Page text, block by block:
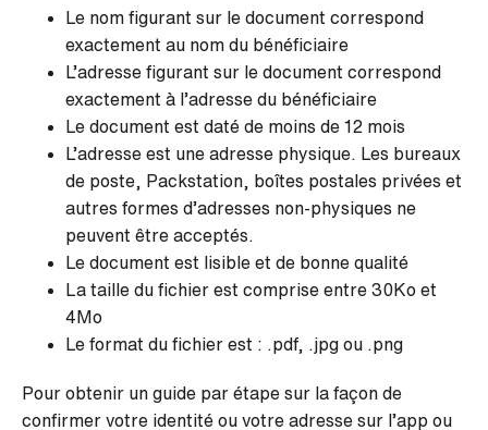
Le nom figurant sur le document correspond
exactement au nom du bénéficiaire
L’adresse figurant sur le document correspond
exactement à l’adresse du bénéficiaire
Le document est daté de moins de 12 mois
L’adresse est une adresse physique. Les bureaux
de poste, Packstation, boîtes postales privées et
autres formes d’adresses non-physiques ne
peuvent être acceptés.
Le document est lisible et de bonne qualité
La taille du fichier est comprise entre 30Ko et
4Mo
Le format du fichier est : .pdf, .jpg ou .png
Pour obtenir un guide par étape sur la façon de
confirmer votre identité ou votre adresse sur l’app ou